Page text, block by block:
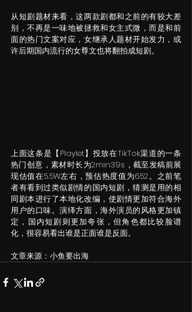
从短剧题材来看，这两款剧都和之前的有较大差
别，不再是一味地被拯救和女主式微，而是和前
面的热门文案对应，女继承人题材开始发力，或
许后期国内流行的女尊文也将翻拍成短剧。
上面这条是【Playlet】投放在TikTok渠道的一条
热门创意，素材时长为2min39s，截至发稿前展
现估值在5.5W左右，预估热度值为652。之前笔
者有看到过类似剧情的国内短剧，猜测是用的相
同剧本进行了本地化改编，使剧情更加符合海外
用户的口味。演绎方面，海外演员的风格更加镇
定，国内短剧则更加夸张，但角色都比较脸谱
化，很容易看出谁是正面谁是反面。
文章来源：小鱼要出海